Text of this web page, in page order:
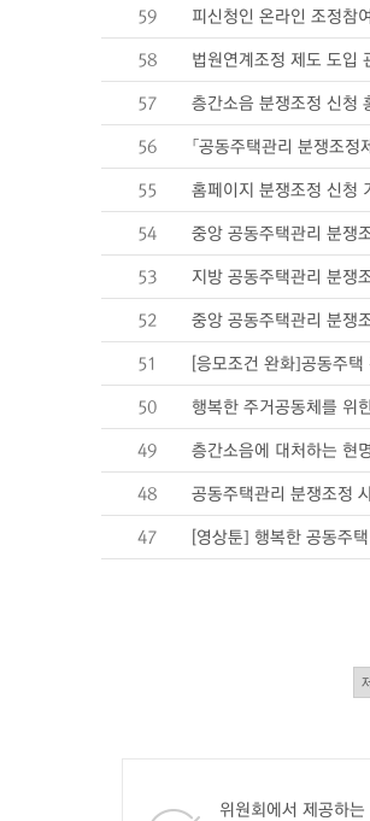
59 피신청인 온라인 조정참
58 법원연계조정 제도 도입
57 층간소음 분쟁조정 신청
56 「공동주택관리 분쟁조정
55 홈페이지 분쟁조정 신청
54 중앙 공동주택관리 분쟁
53 지방 공동주택관리 분쟁
52 중앙 공동주택관리 분쟁
51 [응모조건 완화]공동주
50 행복한 주거공동체를 위
49 층간소음에 대처하는 현
48 공동주택관리 분쟁조정
47 [영상툰] 행복한 공동주
위원회에서 제공하